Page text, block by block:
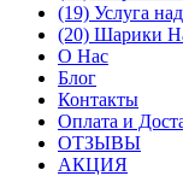
(19) Услуга
(20) Шарики
О Нас
Блог
Контакты
Оплата и
ОТЗЫВЫ
АКЦИЯ